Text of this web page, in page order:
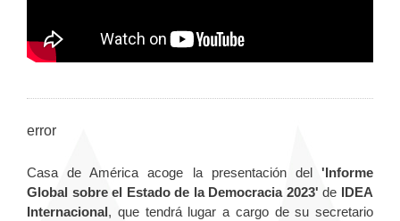
error
Casa de América acoge la presentación del 'Informe
Global sobre el Estado de la Democracia 2023'de IDEA
Internacional, que tendrá lugar a cargo de su secretario